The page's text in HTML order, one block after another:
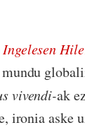
Ingelesen
vivendi-ak
ironia